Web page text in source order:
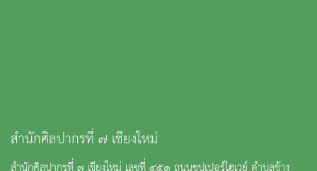
สำนักศิลปากรที่ ๗ เชียงใหม่